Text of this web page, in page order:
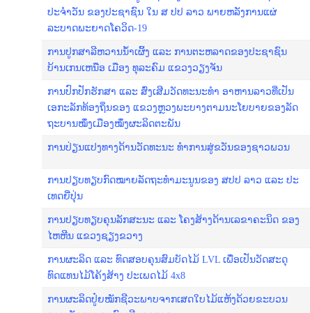
ປະຈຳວັນ ຂອງປະຊາຊົນ ໃນ ສ ປປ ລາວ ພາຍຫລັງການແຜ່
ລະບາດພະຍາດໂຄວິດ-19
ການປູກສາລີຫວານນ້ຳເຜິ້ງ ແລະ ການຕະຫລາດຂອງປະຊາຊົນ
ບ້ານເກນເຫນືອ ເມືອງ ທຸລະຄົມ ແຂວງວຽງຈັນ
ການ​ປົກ​ປັກ​ຮັກ​ສາ ແລະ ສົ່ງ​ເສີມ​ວັດ​ທະ​ນະ​ທຳ ອາ​ຫານ​ລາວທີ່​ເປັນ​
ເອ​ກະ​ລັກ​ທ້ອງ​ຖິ່ນ​ຂອງ​ ແຂວງ​ຫຼວງ​ພະ​ບາງຕາມ​ນະໂຍ​ບາຍ​ຂອງ​ລັດ​
ຖະ​ບານ​ໝຶ່ງ​ເມືອງໝຶ່ງ​ຜະ​ລິດ​ຕະ​ພັນ
ການປ່ຽນແປງທາງດ້ານວັດທະນະ ທຳການສູ່ຂວັນຂອງຊາວພວນ
ການ​ປຽບ​ທຽບກົດ​ໝາຍ​ລັດ​ຖະ​ທຳ​ມະ​ນູນ​ຂອງ ສ​ປ​ປ ລາວ ແລະ ປະ​
ເທດ​ຍີ່​ປຸ່ນ
ການ​ປຽບ​ທຽບ​ຄຸນ​ລັກ​ສະ​ນະ ແລະ ໂຄງ​ສ້າງ​​ດ້ານ​ເລ​ຂາ​ຄະ​ນິດ ຂອງ​
ໄຫ​ຫີນ ແຂວງ​ຊຽງ​ຂວາງ
ການ​ຜະ​ລິດ ແລະ ທົດ​ສອບ​ຄຸ​ນ​ສົມ​ບັດ​ໄມ້ LVL ເພື່ອ​ເປັນວັດ​ສະ​ດຸ​
ທົດ​ແທນ​ໄມ້​ໂຄ້ງ​ສ້າງ ປະ​ເພດ​ໄມ້ 4x8
ການ​ຜະ​​​ລິດ​​ປູ໋​ຍ​ໝັກຊີ​ວະ​ພາບ​ຈາກ​ເສດ​ໃບ​ໄມ້​ແຫ້ງ​ດ້ວຍ​ຂະ​ບວນ​